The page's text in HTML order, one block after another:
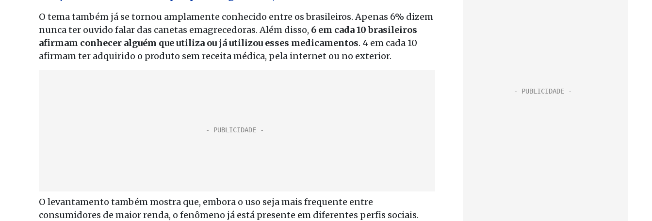
O tema também já se tornou amplamente conhecido entre os brasileiros. Apenas 6% dizem
nunca ter ouvido falar das canetas emagrecedoras. Além disso, 6 em cada 10 brasileiros
afirmam conhecer alguém que utiliza ou já utilizou esses medicamentos. 4 em cada 10
afirmam ter adquirido o produto sem receita médica, pela internet ou no exterior.
O levantamento também mostra que, embora o uso seja mais frequente entre
consumidores de maior renda, o fenômeno já está presente em diferentes perfis sociais.